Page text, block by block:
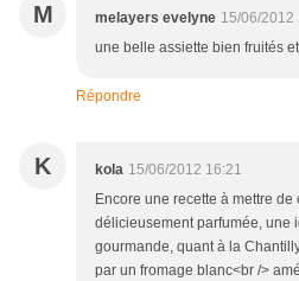
M melayers evelyne 15/06/2012
une belle assiette bien fruités
Répondre
K kola 15/06/2012 16:21
Encore une recette à mettre
délicieusement parfumée, une
gourmande, quant à la
par un fromage blanc<br />